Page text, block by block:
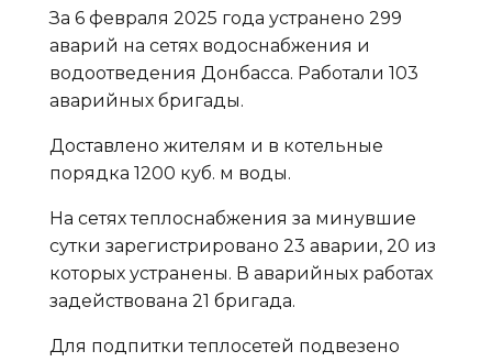
За 6 февраля 2025 года устранено 299
аварий на сетях водоснабжения и
водоотведения Донбасса. Работали 103
аварийных бригады.
Доставлено жителям и в котельные
порядка 1200 куб. м воды.
На сетях теплоснабжения за минувшие
сутки зарегистрировано 23 аварии, 20 из
которых устранены. В аварийных работах
задействована 21 бригада.
Для подпитки теплосетей подвезено